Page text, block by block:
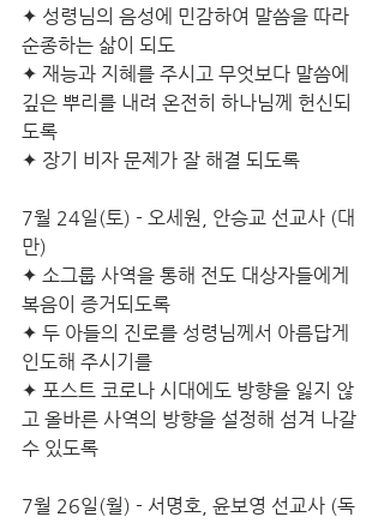
✦ 성령님의 음성에 민감하여 말씀을 따라
순종하는 삶이 되도
✦ 재능과 지혜를 주시고 무엇보다 말씀에
깊은 뿌리를 내려 온전히 하나님께 헌신되
도록
✦ 장기 비자 문제가 잘 해결 되도록
7월 24일(토) - 오세원, 안승교 선교사 (대
만)
✦ 소그룹 사역을 통해 전도 대상자들에게
복음이 증거되도록
✦ 두 아들의 진로를 성령님께서 아름답게
인도해 주시기를
✦ 포스트 코로나 시대에도 방향을 잃지 않
고 올바른 사역의 방향을 설정해 섬겨 나갈
수 있도록
7월 26일(월) - 서명호, 윤보영 선교사 (독